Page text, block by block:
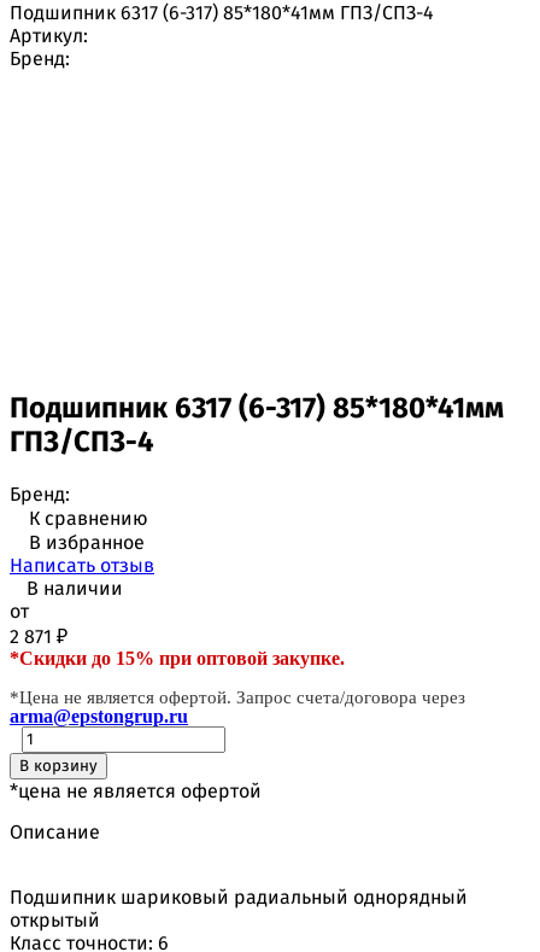
Подшипник 6317 (6-317) 85*180*41мм ГПЗ/СПЗ-4
Артикул:
Бренд:
Подшипник 6317 (6-317) 85*180*41мм
ГПЗ/СПЗ-4
Бренд:
К сравнению
В избранное
Написать отзыв
В наличии
от
2 871 ₽
*Скидки до 15% при оптовой закупке.
*Цена не является офертой. Запрос счета/договора через
arma@epstongrup.ru
В корзину
*цена не является офертой
Описание
Подшипник шариковый радиальный однорядный
открытый
Класс точности: 6